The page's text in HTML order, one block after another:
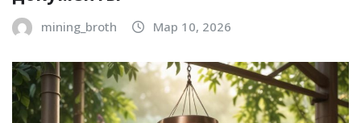
mining_broth Мар 10, 2026